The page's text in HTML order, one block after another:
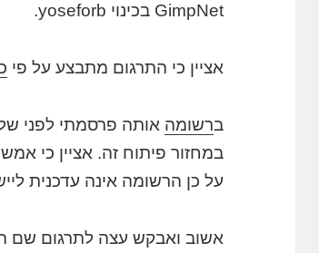
GimpNet בכינוי yoseforb.
אציין כי התרגום מתבצע על פי
ברשומה אותה פרסמתי לפני
על כן הרשומה אינה עדכנית